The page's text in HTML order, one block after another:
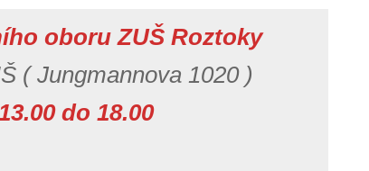
oboru ZUŠ Roztoky
( Jungmannova 1020 )
do 18.00